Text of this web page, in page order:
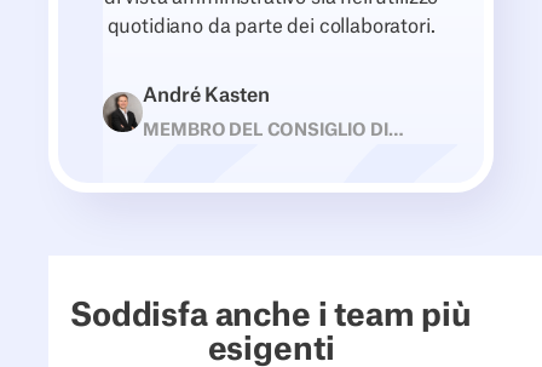
quotidiano da parte dei collaboratori.
André Kasten
MEMBRO DEL CONSIGLIO DI
Soddisfa anche i team più
esigenti